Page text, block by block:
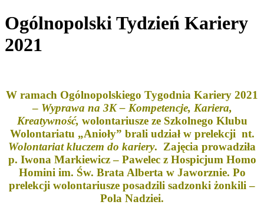
Ogólnopolski Tydzień Kariery
2021
W ramach Ogólnopolskiego Tygodnia Kariery 2021
– Wyprawa na 3K – Kompetencje, Kariera,
Kreatywność, wolontariusze ze Szkolnego Klubu
Wolontariatu „Anioły” brali udział w prelekcji nt.
Wolontariat kluczem do kariery. Zajęcia prowadziła
p. Iwona Markiewicz – Pawelec z Hospicjum Homo
Homini im. Św. Brata Alberta w Jaworznie. Po
prelekcji wolontariusze posadzili sadzonki żonkili –
Pola Nadziei.